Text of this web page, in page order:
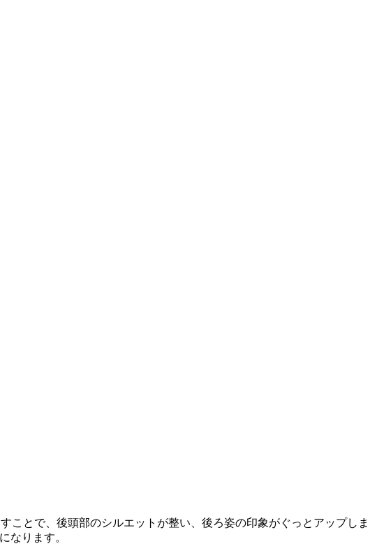
ことで、後頭部のシルエットが整い、後ろ姿の印象がぐっとアップしま
なります。